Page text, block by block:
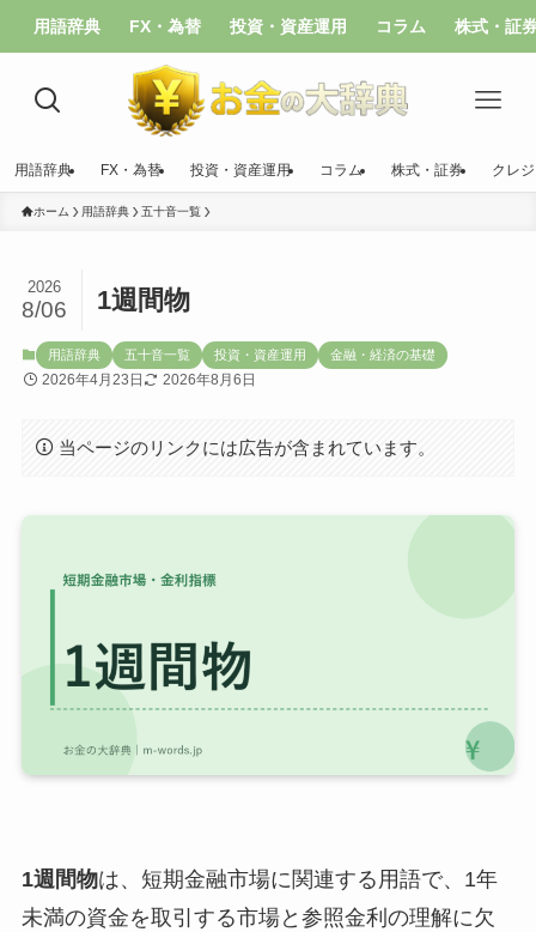
用語辞典 FX・為替 投資・資産運用 コラム 株式・証
用語辞典 FX・為替 投資・資産運用 コラム 株式・証券 クレ
ホーム 用語辞典 五十音一覧
1週間物
2026
8/06
用語辞典 五十音一覧 投資・資産運用 金融・経済の基礎
2026年4月23日 2026年8月6日
当ページのリンクには広告が含まれています。
1週間物は、短期金融市場に関連する用語で、1年
未満の資金を取引する市場と参照金利の理解に欠